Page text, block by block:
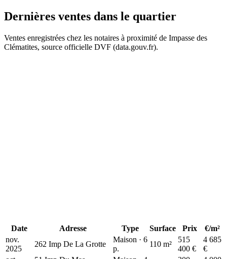
Dernières ventes dans le quartier
Ventes enregistrées chez les notaires à proximité de Impasse des
Clématites, source officielle DVF (data.gouv.fr).
515 k€
Date Adresse Type Surface Prix
€/m²
nov.
2025
262 Imp De La Grotte
Maison · 6
p.
110 m²
515
400 €
4 685
€